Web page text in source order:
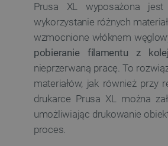
Prusa XL wyposażona
wykorzystanie różnych
wzmocnione włóknem
pobieranie filamentu z
nieprzerwaną pracę. To
materiałów, jak również przy
drukarce Prusa XL można
umożliwiając drukowanie
proces.